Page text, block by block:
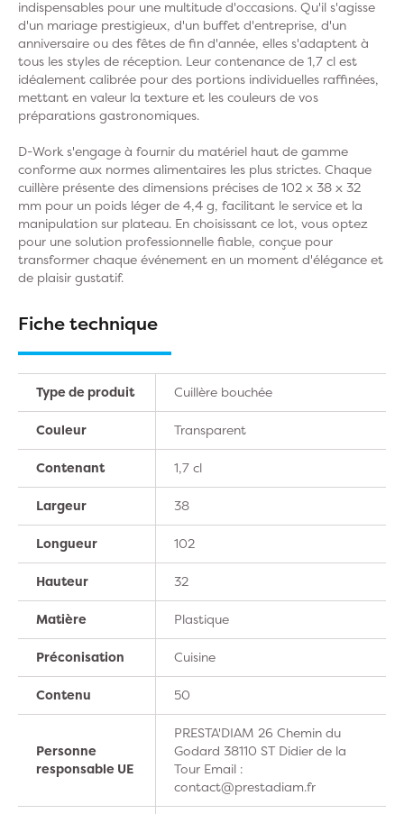
indispensables pour une multitude d'occasions. Qu'il s'agisse
d'un mariage prestigieux, d'un buffet d'entreprise, d'un
anniversaire ou des fêtes de fin d'année, elles s'adaptent à
tous les styles de réception. Leur contenance de 1,7 cl est
idéalement calibrée pour des portions individuelles raffinées,
mettant en valeur la texture et les couleurs de vos
préparations gastronomiques.
D-Work s'engage à fournir du matériel haut de gamme
conforme aux normes alimentaires les plus strictes. Chaque
cuillère présente des dimensions précises de 102 x 38 x 32
mm pour un poids léger de 4,4 g, facilitant le service et la
manipulation sur plateau. En choisissant ce lot, vous optez
pour une solution professionnelle fiable, conçue pour
transformer chaque événement en un moment d'élégance et
de plaisir gustatif.
Fiche technique
Type de produit Cuillère bouchée
Couleur Transparent
Contenant 1,7 cl
Largeur 38
Longueur 102
Hauteur 32
Matière Plastique
Préconisation Cuisine
Contenu 50
Personne
responsable UE
PRESTA'DIAM 26 Chemin du
Godard 38110 ST Didier de la
Tour Email :
contact@prestadiam.fr